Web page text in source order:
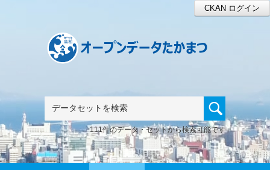
CKAN ログイン
111件のデータ・セットから検索可能です